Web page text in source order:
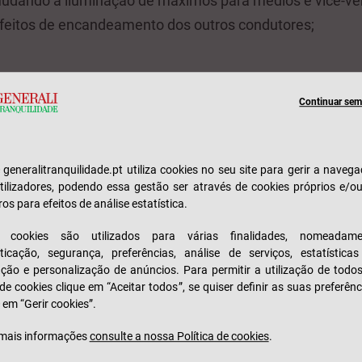
de encandeamento dos outros condutores;
mais conhecidas é o
Sistema de
(LKAS, na sigla em inglês) que alerta o condutor para
de 60 km/h, através da posição do carro. Este
do carro passar por linhas brancas, cinza, azuis ou
Depois do alerta sonoro, o automóvel pode induzir
forma a orientar o condutor novamente para uma
Autónoma de Emergência
(AEB, na sigla em inglês)
faz parte dos sistemas de tecnologia mais
sistema de segurança ativa que alerta o
de emergência, podendo travar o veículo de
Continuar
generalitranquilidade.pt utiliza cookies no seu site para gerir a
podendo essa gestão ser através de cookies próprios e/
para efeitos de análise estatística.
cookies são utilizados para várias finalidades,
segurança, preferências, análise de serviços,
e personalização de anúncios. Para permitir a utilização de
cookies clique em “Aceitar todos”, se quiser definir as suas
“Gerir cookies”.
informaçõesconsulte a nossa Política de cookies.